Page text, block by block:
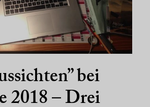
bei
2018 – Drei